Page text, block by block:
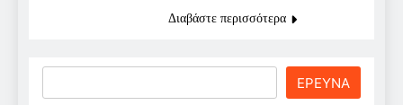
Διαβάστε περισσότερα
ΕΡΕΥΝΑ